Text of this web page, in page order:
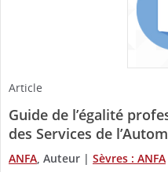
Article
Guide de l’égalité
des Services de
ANFA , Auteur | Sèvres : ANFA